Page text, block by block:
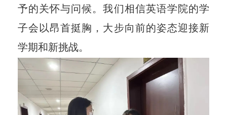
予的关怀与问候。我们相信英语学院的学
子会以昂首挺胸，大步向前的姿态迎接新
学期和新挑战。